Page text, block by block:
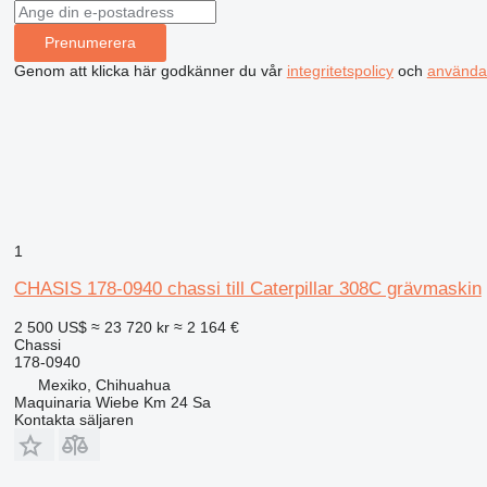
Prenumerera
Genom att klicka här godkänner du vår integritetspolicyoch
1
CHASIS 178-0940 chassi till Caterpillar 308C grävmaskin
2 500 US$ ≈ 23 720 kr ≈ 2 164 €
Chassi
178-0940
Mexiko, Chihuahua
Maquinaria Wiebe Km 24 Sa
Kontakta säljaren